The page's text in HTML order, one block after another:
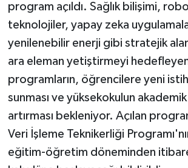
program açıldı. Sağlık bilişimi,
teknolojiler, yapay zeka
yenilenebilir enerji gibi stratejik
ara eleman yetiştirmeyi
programların, öğrencilere yeni
sunması ve yüksekokulun
artırması bekleniyor. Açılan
Veri İşleme Teknikerliği
eğitim-öğretim döneminden